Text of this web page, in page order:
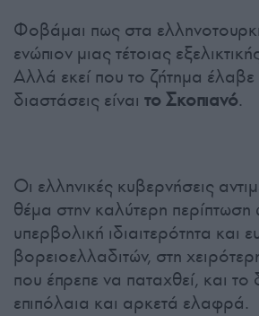
Φοβάμαι πως στα
ενώπιον μιας τέτοιας
Αλλά εκεί που το ζήτημα έλαβε
διαστάσεις είναι το Σκοπιανό.
Οι ελληνικές κυβερνήσεις
θέμα στην καλύτερη περίπτωση
υπερβολική ιδιαιτερότητα και
βορειοελλαδιτών, στη
που έπρεπε να παταχθεί, και το
επιπόλαια και αρκετά ελαφρά.